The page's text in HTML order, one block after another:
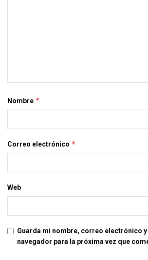
Nombre *
Correo electrónico *
Web
Guarda mi nombre, correo electrónico y
navegador para la próxima vez que